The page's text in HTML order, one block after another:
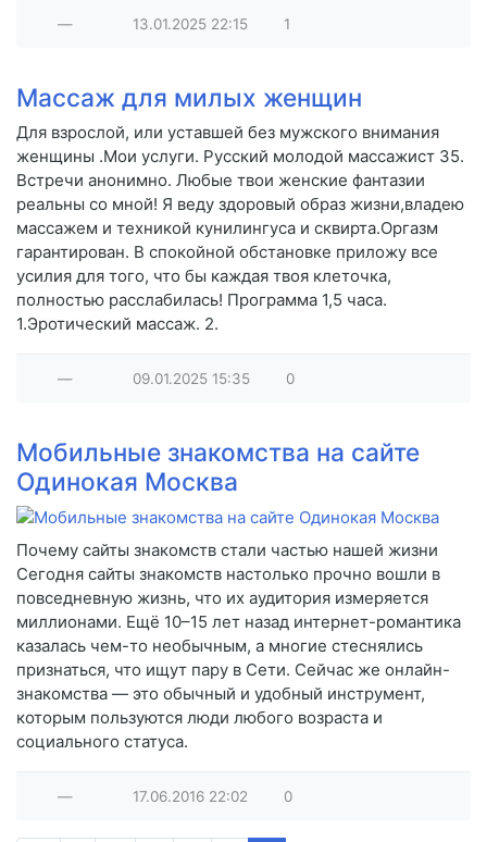
— 13.01.2025 22:15 1
Массаж для милых женщин
Для взрослой, или уставшей без мужского внимания
женщины .Мои услуги. Русский молодой массажист 35.
Встречи анонимно. Любые твои женские фантазии
реальны со мной! Я веду здоровый образ жизни,владею
массажем и техникой кунилингуса и сквирта.Оргазм
гарантирован. В спокойной обстановке приложу все
усилия для того, что бы каждая твоя клеточка,
полностью расслабилась! Программа 1,5 часа.
1.Эротический массаж. 2.
— 09.01.2025 15:35 0
Мобильные знакомства на сайте
Одинокая Москва
Почему сайты знакомств стали частью нашей жизни
Сегодня сайты знакомств настолько прочно вошли в
повседневную жизнь, что их аудитория измеряется
миллионами. Ещё 10–15 лет назад интернет-романтика
казалась чем-то необычным, а многие стеснялись
признаться, что ищут пару в Сети. Сейчас же онлайн-
знакомства — это обычный и удобный инструмент,
которым пользуются люди любого возраста и
социального статуса.
— 17.06.2016 22:02 0